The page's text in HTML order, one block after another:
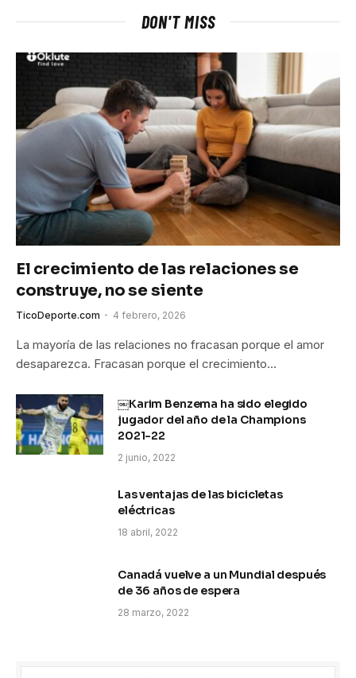
DON'T MISS
El crecimiento de las relaciones se
construye, no se siente
TicoDeporte.com 4 febrero, 2026
La mayoría de las relaciones no fracasan porque el amor
desaparezca. Fracasan porque el crecimiento…
￼Karim Benzema ha sido elegido
jugador del año de la Champions
2021-22
2 junio, 2022
Las ventajas de las bicicletas
eléctricas
18 abril, 2022
Canadá vuelve a un Mundial después
de 36 años de espera
28 marzo, 2022